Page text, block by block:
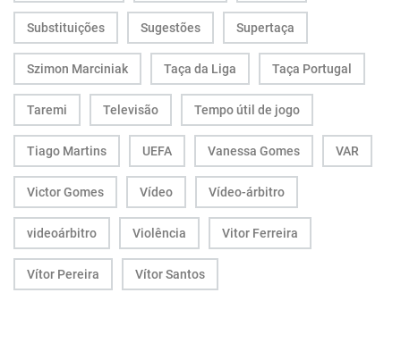
Substituições Sugestões Supertaça
Szimon Marciniak Taça da Liga Taça Portugal
Taremi Televisão Tempo útil de jogo
Tiago Martins UEFA Vanessa Gomes VAR
Victor Gomes Vídeo Vídeo-árbitro
videoárbitro Violência Vitor Ferreira
Vítor Pereira Vítor Santos